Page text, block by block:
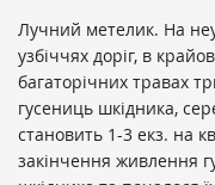
Лучний метелик. На
узбіччях доріг, в
багаторічних травах
гусениць шкідника,
становить 1-3 екз. на
закінчення живлення